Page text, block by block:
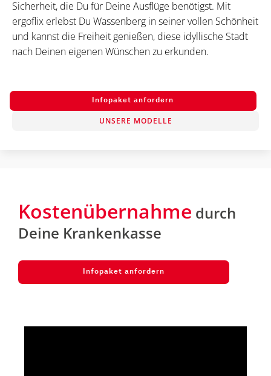
Sicherheit, die Du für Deine Ausflüge benötigst. Mit
ergoflix erlebst Du Wassenberg in seiner vollen Schönheit
und kannst die Freiheit genießen, diese idyllische Stadt
nach Deinen eigenen Wünschen zu erkunden.
Infopaket anfordern
UNSERE MODELLE
Kostenübernahme durch
Deine Krankenkasse
Infopaket anfordern